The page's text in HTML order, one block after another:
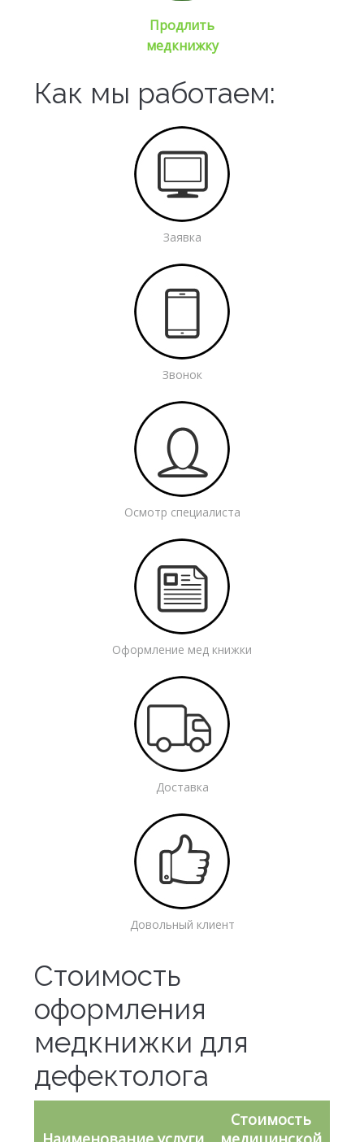
Продлить
медкнижку
Как мы работаем:
Заявка
Звонок
Осмотр специалиста
Оформление мед книжки
Доставка
Довольный клиент
Стоимость
оформления
медкнижки для
дефектолога
Стоимость